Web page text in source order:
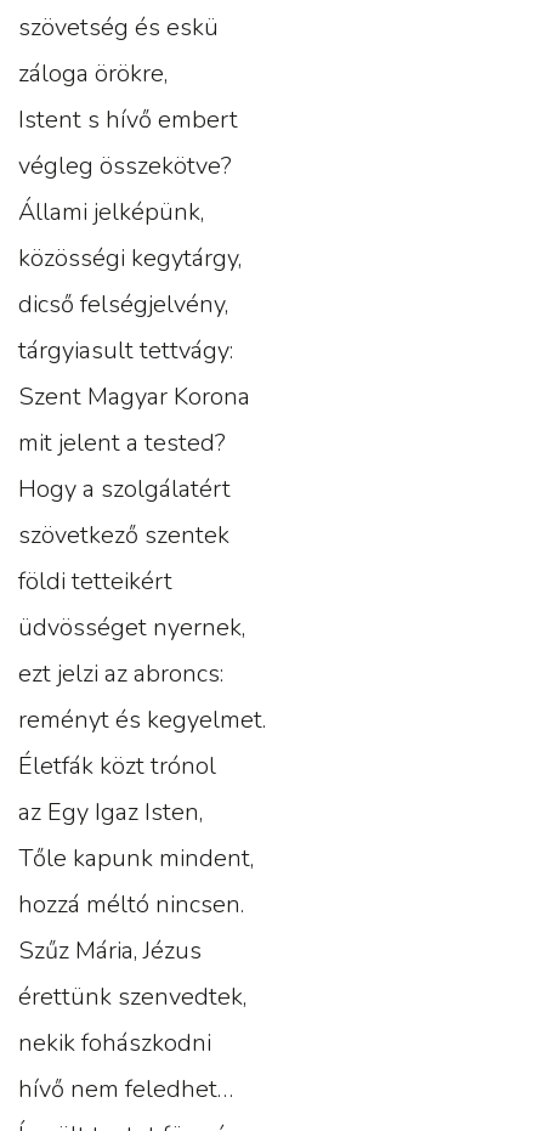
szövetség és eskü
záloga örökre,
Istent s hívő embert
végleg összekötve?
Állami jelképünk,
közösségi kegytárgy,
dicső felségjelvény,
tárgyiasult tettvágy:
Szent Magyar Korona
mit jelent a tested?
Hogy a szolgálatért
szövetkező szentek
földi tetteikért
üdvösséget nyernek,
ezt jelzi az abroncs:
reményt és kegyelmet.
Életfák közt trónol
az Egy Igaz Isten,
Tőle kapunk mindent,
hozzá méltó nincsen.
Szűz Mária, Jézus
érettünk szenvedtek,
nekik fohászkodni
hívő nem feledhet…